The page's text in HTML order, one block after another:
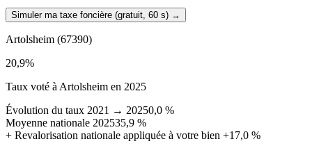
Simuler ma taxe foncière (gratuit, 60 s) →
Artolsheim (67390)
20,9%
Taux voté à Artolsheim en 2025
Évolution du taux 2021 → 20250,0 %
Moyenne nationale 202535,9 %
+ Revalorisation nationale appliquée à votre bien +17,0 %